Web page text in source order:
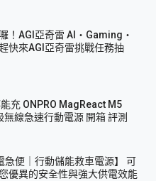
！AGI亞奇雷 AI・Gaming・
快來AGI亞奇雷挑戰任務抽
充 ONPRO MagReact M5
線急速行動電源 開箱 評測
急便｜行動儲能救車電源】 可
優異的安全性與強大供電效能